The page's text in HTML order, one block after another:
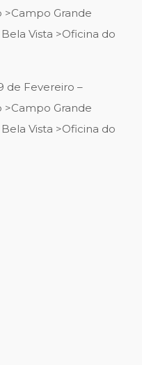
Grande
Vista >Oficina do
de Fevereiro –
Grande
Vista >Oficina do